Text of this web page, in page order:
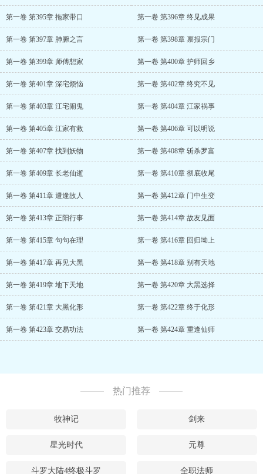
第一卷 第395章 拖家带口 第一卷 第396章 终见成果
第一卷 第397章 肺腑之言 第一卷 第398章 禀报宗门
第一卷 第399章 师傅想家 第一卷 第400章 护师回乡
第一卷 第401章 深宅烦恼 第一卷 第402章 终究不见
第一卷 第403章 江宅闹鬼 第一卷 第404章 江家祸事
第一卷 第405章 江家有救 第一卷 第406章 可以明说
第一卷 第407章 找到妖物 第一卷 第408章 斩杀罗富
第一卷 第409章 长老仙逝 第一卷 第410章 彻底收尾
第一卷 第411章 遭逢故人 第一卷 第412章 门中生变
第一卷 第413章 正阳行事 第一卷 第414章 故友见面
第一卷 第415章 句句在理 第一卷 第416章 回归坳上
第一卷 第417章 再见大黑 第一卷 第418章 别有天地
第一卷 第419章 地下天地 第一卷 第420章 大黑选择
第一卷 第421章 大黑化形 第一卷 第422章 终于化形
第一卷 第423章 交易功法 第一卷 第424章 重逢仙师
热门推荐
牧神记 剑来
星光时代 元尊
斗罗大陆4终极斗罗 全职法师